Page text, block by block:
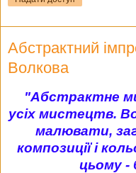
Абстрактний
Волкова
"Абстрактне
усіх мистецтв.
малювати,
композиції і
цьому -